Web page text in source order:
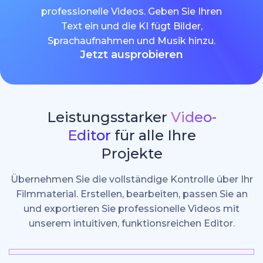
professionelle Videos. Geben Sie Ihren
Text ein und die KI fügt Bilder,
Sprachaufnahmen und Musik hinzu.
Jetzt ausprobieren
Leistungsstarker Video-
Editor für alle Ihre
Projekte
Übernehmen Sie die vollständige Kontrolle über Ihr
Filmmaterial. Erstellen, bearbeiten, passen Sie an
und exportieren Sie professionelle Videos mit
unserem intuitiven, funktionsreichen Editor.